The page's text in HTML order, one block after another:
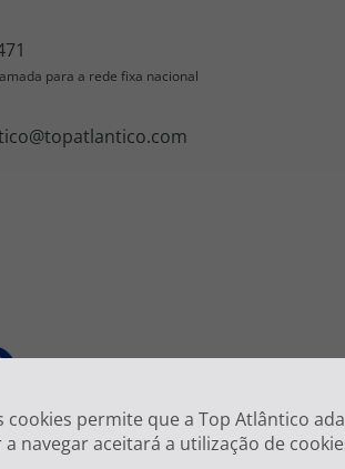
cookies permite que a Top Atlântico
navegar aceitará a utilização de
para a rede fixa nacional